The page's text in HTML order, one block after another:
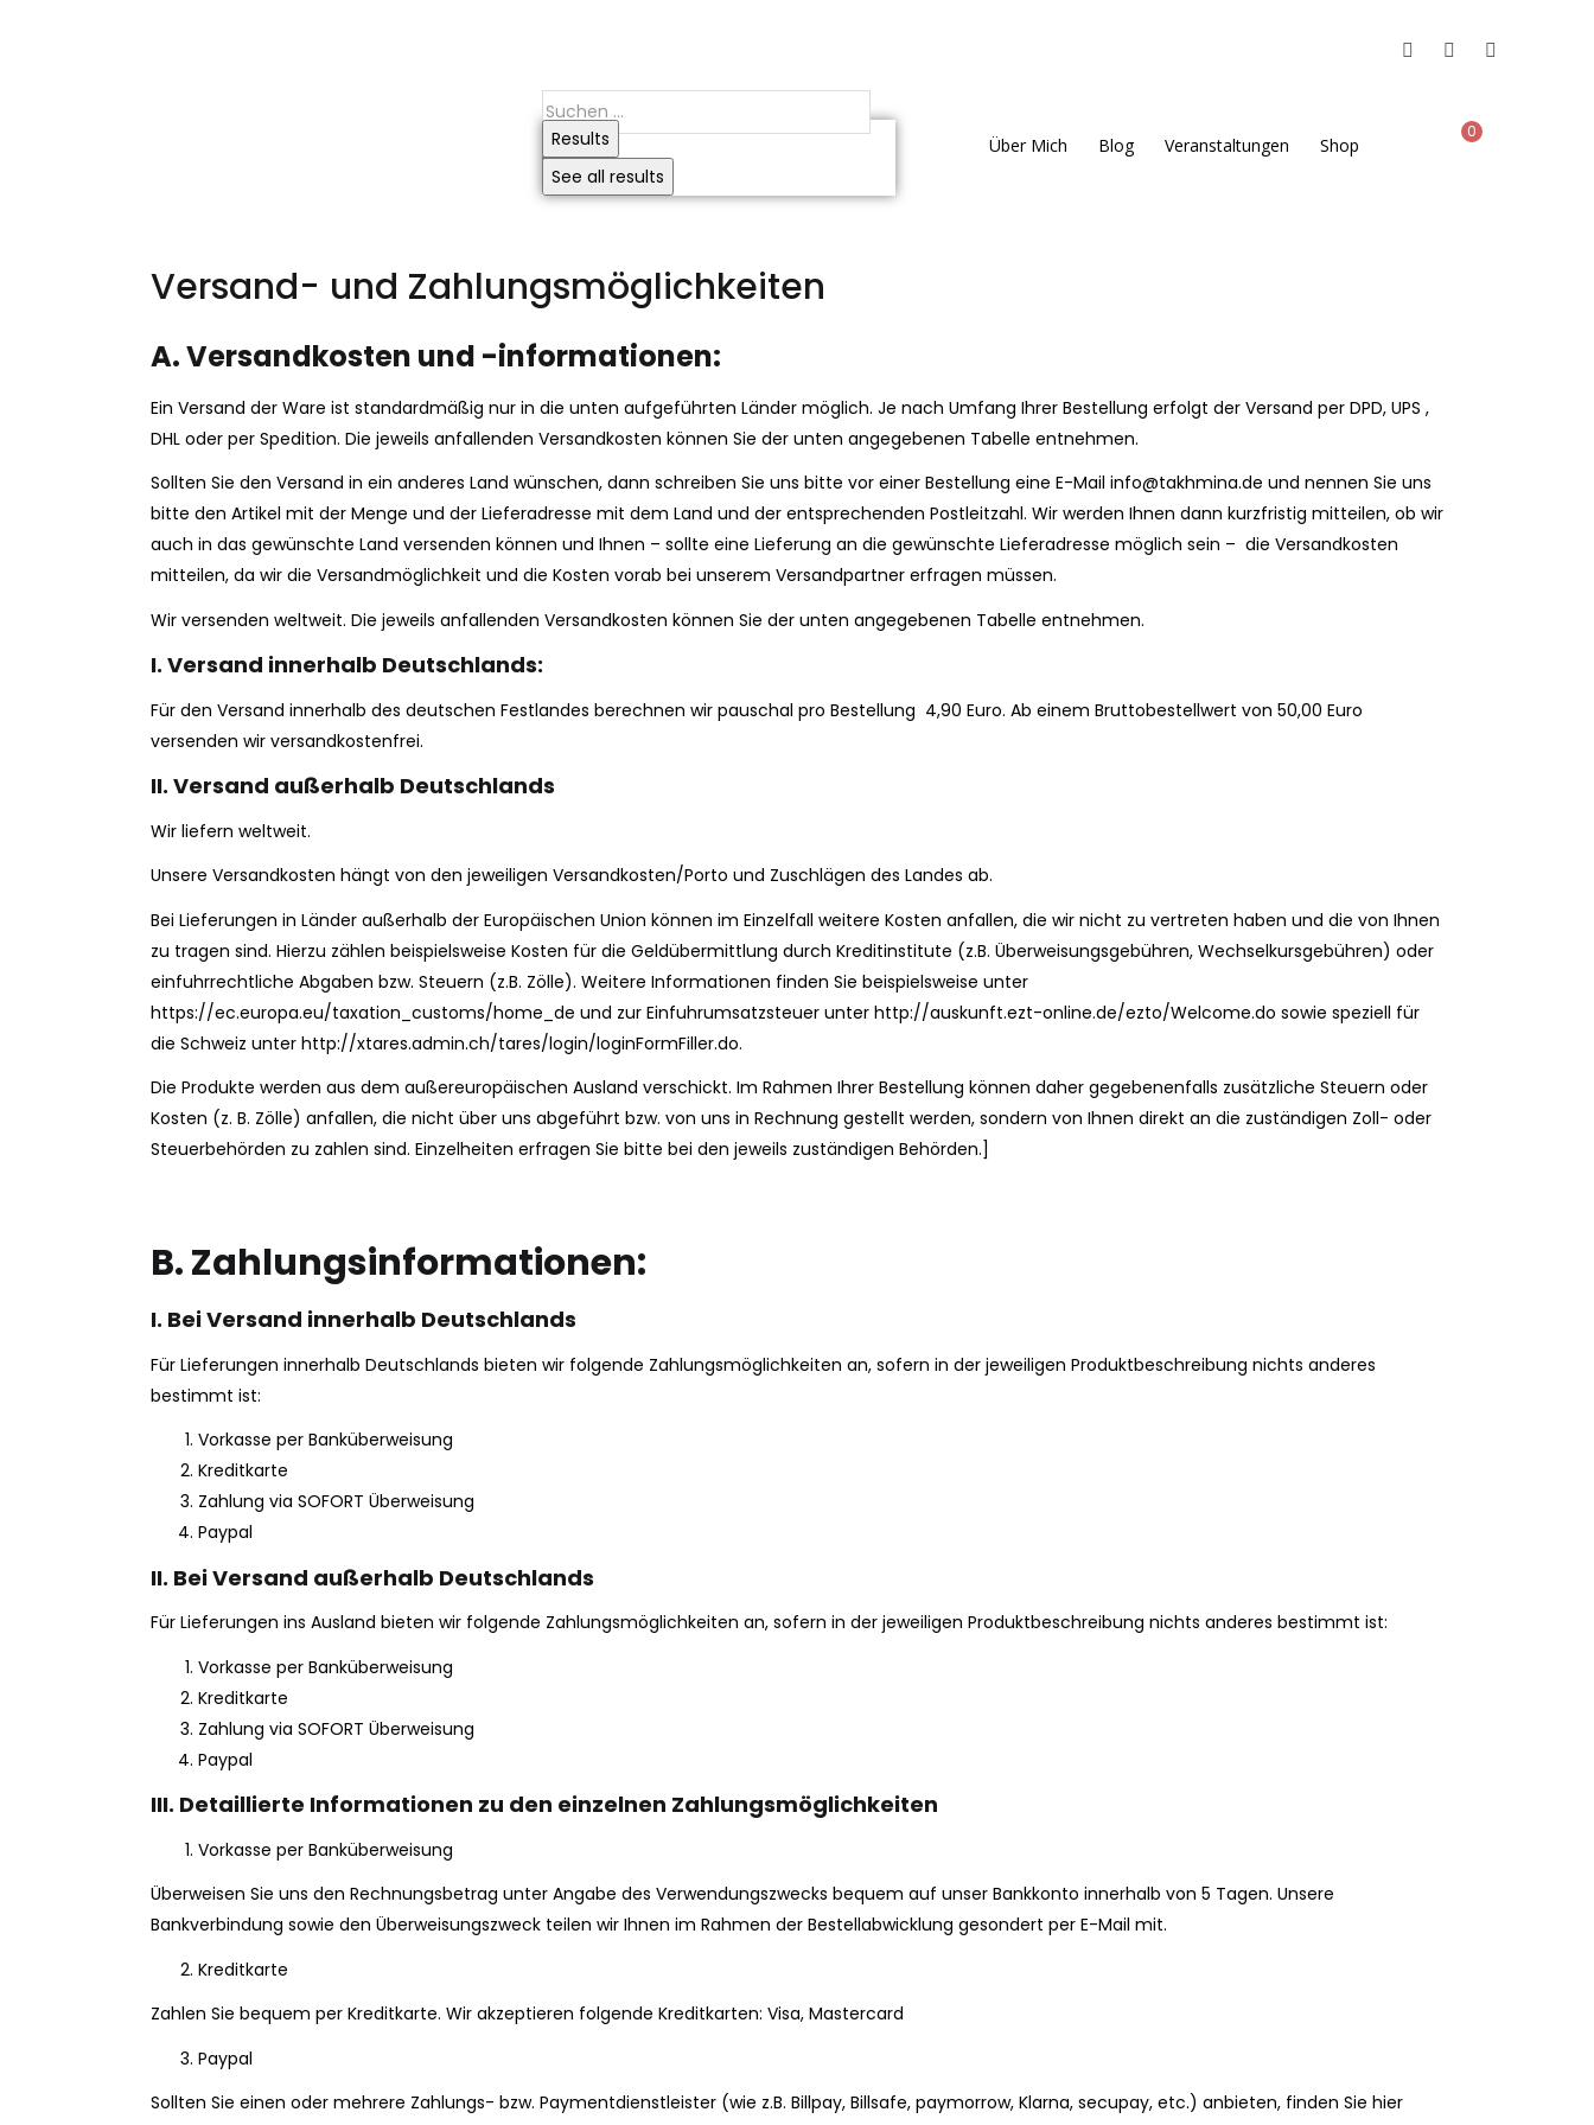
Results
See all results
Über Mich Blog Veranstaltungen Shop
0
Versand- und Zahlungsmöglichkeiten
A. Versandkosten und -informationen:
Ein Versand der Ware ist standardmäßig nur in die unten aufgeführten Länder möglich. Je nach Umfang Ihrer Bestellung erfolgt der Versand per DPD, UPS ,
DHL oder per Spedition. Die jeweils anfallenden Versandkosten können Sie der unten angegebenen Tabelle entnehmen.
Sollten Sie den Versand in ein anderes Land wünschen, dann schreiben Sie uns bitte vor einer Bestellung eine E-Mail info@takhmina.de und nennen Sie uns
bitte den Artikel mit der Menge und der Lieferadresse mit dem Land und der entsprechenden Postleitzahl. Wir werden Ihnen dann kurzfristig mitteilen, ob wir
auch in das gewünschte Land versenden können und Ihnen – sollte eine Lieferung an die gewünschte Lieferadresse möglich sein – die Versandkosten
mitteilen, da wir die Versandmöglichkeit und die Kosten vorab bei unserem Versandpartner erfragen müssen.
Wir versenden weltweit. Die jeweils anfallenden Versandkosten können Sie der unten angegebenen Tabelle entnehmen.
I. Versand innerhalb Deutschlands:
Für den Versand innerhalb des deutschen Festlandes berechnen wir pauschal pro Bestellung 4,90 Euro. Ab einem Bruttobestellwert von 50,00 Euro
versenden wir versandkostenfrei.
II. Versand außerhalb Deutschlands
Wir liefern weltweit.
Unsere Versandkosten hängt von den jeweiligen Versandkosten/Porto und Zuschlägen des Landes ab.
Bei Lieferungen in Länder außerhalb der Europäischen Union können im Einzelfall weitere Kosten anfallen, die wir nicht zu vertreten haben und die von Ihnen
zu tragen sind. Hierzu zählen beispielsweise Kosten für die Geldübermittlung durch Kreditinstitute (z.B. Überweisungsgebühren, Wechselkursgebühren) oder
einfuhrrechtliche Abgaben bzw. Steuern (z.B. Zölle). Weitere Informationen finden Sie beispielsweise unter
https://ec.europa.eu/taxation_customs/home_de und zur Einfuhrumsatzsteuer unter http://auskunft.ezt-online.de/ezto/Welcome.do sowie speziell für
die Schweiz unter http://xtares.admin.ch/tares/login/loginFormFiller.do.
Die Produkte werden aus dem außereuropäischen Ausland verschickt. Im Rahmen Ihrer Bestellung können daher gegebenenfalls zusätzliche Steuern oder
Kosten (z. B. Zölle) anfallen, die nicht über uns abgeführt bzw. von uns in Rechnung gestellt werden, sondern von Ihnen direkt an die zuständigen Zoll- oder
Steuerbehörden zu zahlen sind. Einzelheiten erfragen Sie bitte bei den jeweils zuständigen Behörden.]
B. Zahlungsinformationen:
I. Bei Versand innerhalb Deutschlands
Für Lieferungen innerhalb Deutschlands bieten wir folgende Zahlungsmöglichkeiten an, sofern in der jeweiligen Produktbeschreibung nichts anderes
bestimmt ist:
Vorkasse per Banküberweisung
Kreditkarte
Zahlung via SOFORT Überweisung
Paypal
II. Bei Versand außerhalb Deutschlands
Für Lieferungen ins Ausland bieten wir folgende Zahlungsmöglichkeiten an, sofern in der jeweiligen Produktbeschreibung nichts anderes bestimmt ist:
Vorkasse per Banküberweisung
Kreditkarte
Zahlung via SOFORT Überweisung
Paypal
III. Detaillierte Informationen zu den einzelnen Zahlungsmöglichkeiten
Vorkasse per Banküberweisung
Überweisen Sie uns den Rechnungsbetrag unter Angabe des Verwendungszwecks bequem auf unser Bankkonto innerhalb von 5 Tagen. Unsere
Bankverbindung sowie den Überweisungszweck teilen wir Ihnen im Rahmen der Bestellabwicklung gesondert per E-Mail mit.
Kreditkarte
Zahlen Sie bequem per Kreditkarte. Wir akzeptieren folgende Kreditkarten: Visa, Mastercard
Paypal
Sollten Sie einen oder mehrere Zahlungs- bzw. Paymentdienstleister (wie z.B. Billpay, Billsafe, paymorrow, Klarna, secupay, etc.) anbieten, finden Sie hier